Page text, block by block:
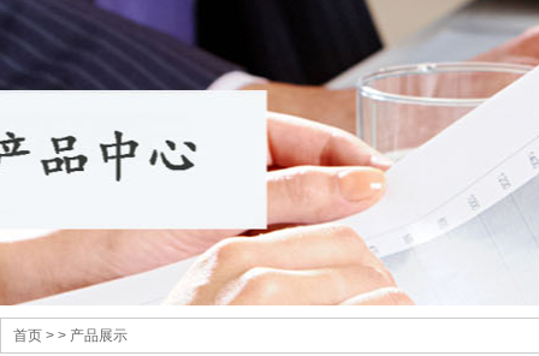
首页 > > 产品展示